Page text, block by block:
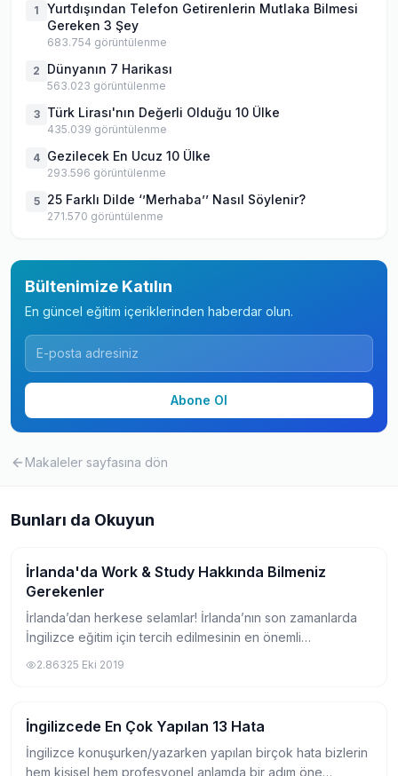
1
Yurtdışından Telefon Getirenlerin Mutlaka Bilmesi
Gereken 3 Şey
683.754 görüntülenme
2 Dünyanın 7 Harikası
563.023 görüntülenme
3 Türk Lirası'nın Değerli Olduğu 10 Ülke
435.039 görüntülenme
4 Gezilecek En Ucuz 10 Ülke
293.596 görüntülenme
5 25 Farklı Dilde ‘’Merhaba’’ Nasıl Söylenir?
271.570 görüntülenme
Bültenimize Katılın
En güncel eğitim içeriklerinden haberdar olun.
Abone Ol
Makaleler sayfasına dön
Bunları da Okuyun
Pratik Bilgiler
İrlanda'da Work & Study Hakkında Bilmeniz
Gerekenler
İrlanda’dan herkese selamlar! İrlanda’nın son zamanlarda
İngilizce eğitim için tercih edilmesinin en önemli
2.86325 Eki 2019
Pratik Bilgiler
İngilizcede En Çok Yapılan 13 Hata
İngilizce konuşurken/yazarken yapılan birçok hata bizlerin
hem kişisel hem profesyonel anlamda bir adım öne